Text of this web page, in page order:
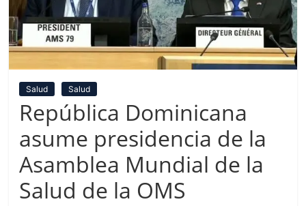
Salud Salud
República Dominicana
asume presidencia de la
Asamblea Mundial de la
Salud de la OMS